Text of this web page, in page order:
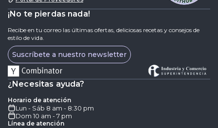
¡No te pierdas nada!
Recibe en tu correo las últimas ofertas, deliciosas recetas y consejos de
estilo de vida.
Suscríbete a nuestro newsletter
¿Necesitas ayuda?
Horario de atención
Lun - Sáb 8 am - 8:30 pm
Dom 10 am - 7 pm
Línea de atención